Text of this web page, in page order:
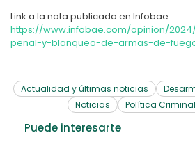
Link a la nota publicada en Infobae:
https://www.infobae.com/opinion/
penal-y-blanqueo-de-armas-de-
Actualidad y últimas noticias
Noticias
Política
Puede interesarte